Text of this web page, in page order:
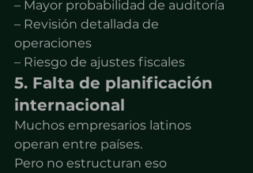
– Mayor probabilidad de auditoría
– Revisión detallada de
operaciones
– Riesgo de ajustes fiscales
5. Falta de planificación
internacional
Muchos empresarios latinos
operan entre países.
Pero no estructuran eso